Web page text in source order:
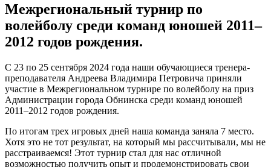
Межрегиональный турнир по
волейболу среди команд юношей 2011–
2012 годов рождения.
С 23 по 25 сентября 2024 года наши обучающиеся тренера-
преподавателя Андреева Владимира Петровича приняли
участие в Межрегиональном турнире по волейболу на приз
Администрации города Обнинска среди команд юношей
2011–2012 годов рождения.
По итогам трех игровых дней наша команда заняла 7 место.
Хотя это не тот результат, на который мы рассчитывали, мы не
расстраиваемся! Этот турнир стал для нас отличной
возможностью получить опыт и продемонстрировать свои